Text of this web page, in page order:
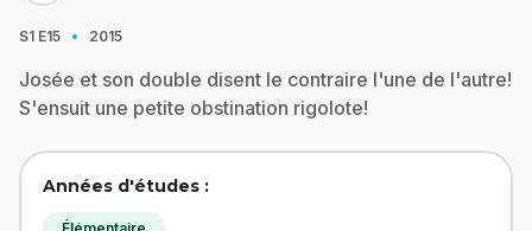
S1 E15 · 2015
Josée et son double disent le contraire l'une de l'autre!
S'ensuit une petite obstination rigolote!
Années d'études :